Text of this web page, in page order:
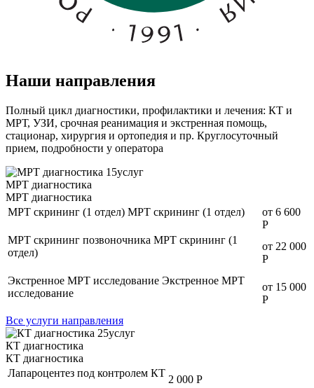
Наши направления
Полный цикл диагностики, профилактики и лечения: КТ и
МРТ, УЗИ, срочная реанимация и экстренная помощь,
стационар, хирургия и ортопедия и пр. Круглосуточный
прием, подробности у оператора
15услуг
МРТ диагностика
МРТ диагностика
МРТ скрининг (1 отдел) МРТ скрининг (1 отдел)
от 6 600
Р
МРТ скрининг позвоночника МРТ скрининг (1
отдел)
от 22 000
Р
Экстренное МРТ исследование Экстренное МРТ
исследование
от 15 000
Р
Все услуги направления
25услуг
КТ диагностика
КТ диагностика
Лапароцентез под контролем КТ
2 000 Р